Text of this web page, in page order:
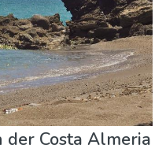
der Costa Almeria